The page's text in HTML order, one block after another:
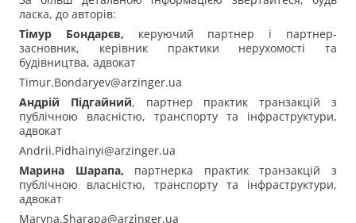
ласка, до авторів:
Тімур Бондарєв, керуючий партнер і партнер-
засновник, керівник практики нерухомості та
будівництва, адвокат
Timur.Bondaryev@arzinger.ua
Андрій Підгайний, партнер практик транзакцій з
публічною власністю, транспорту та інфраструктури,
адвокат
Andrii.Pidhainyi@arzinger.ua
Марина Шарапа, партнерка практик транзакцій з
публічною власністю, транспорту та інфраструктури,
адвокат
Maryna.Sharapa@arzinger.ua